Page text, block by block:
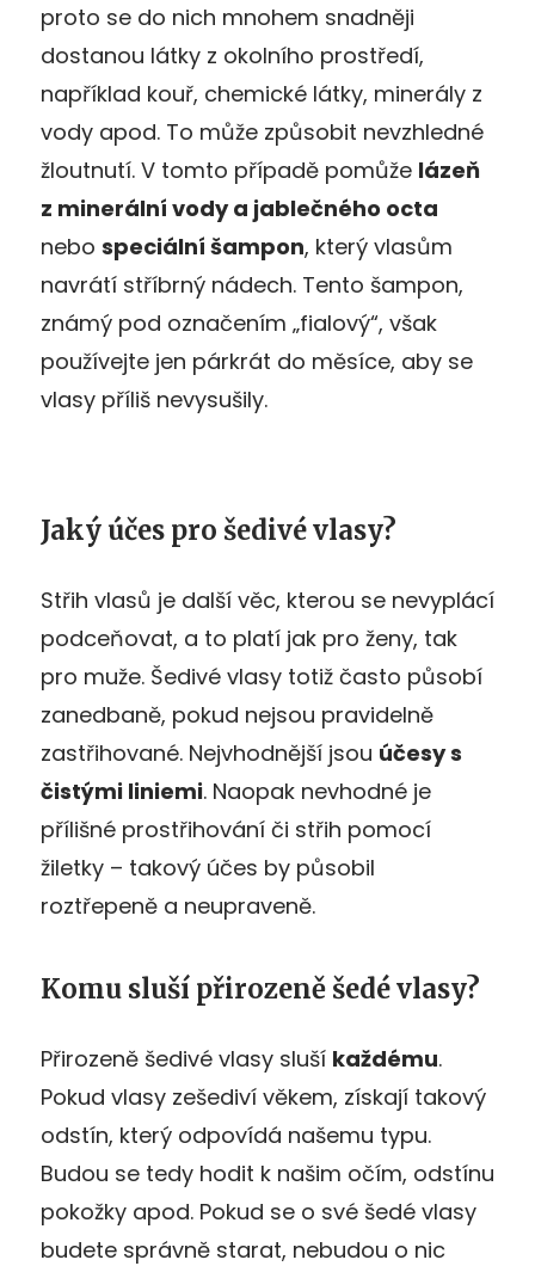
proto se do nich mnohem snadněji
dostanou látky z okolního prostředí,
například kouř, chemické látky, minerály z
vody apod. To může způsobit nevzhledné
žloutnutí. V tomto případě pomůže lázeň
z minerální vody a jablečného octa
nebo speciální šampon, který vlasům
navrátí stříbrný nádech. Tento šampon,
známý pod označením „fialový“, však
používejte jen párkrát do měsíce, aby se
vlasy příliš nevysušily.
Jaký účes pro šedivé vlasy?
Střih vlasů je další věc, kterou se nevyplácí
podceňovat, a to platí jak pro ženy, tak
pro muže. Šedivé vlasy totiž často působí
zanedbaně, pokud nejsou pravidelně
zastřihované. Nejvhodnější jsou účesy s
čistými liniemi. Naopak nevhodné je
přílišné prostřihování či střih pomocí
žiletky – takový účes by působil
roztřepeně a neupraveně.
Komu sluší přirozeně šedé vlasy?
Přirozeně šedivé vlasy sluší každému.
Pokud vlasy zešediví věkem, získají takový
odstín, který odpovídá našemu typu.
Budou se tedy hodit k našim očím, odstínu
pokožky apod. Pokud se o své šedé vlasy
budete správně starat, nebudou o nic